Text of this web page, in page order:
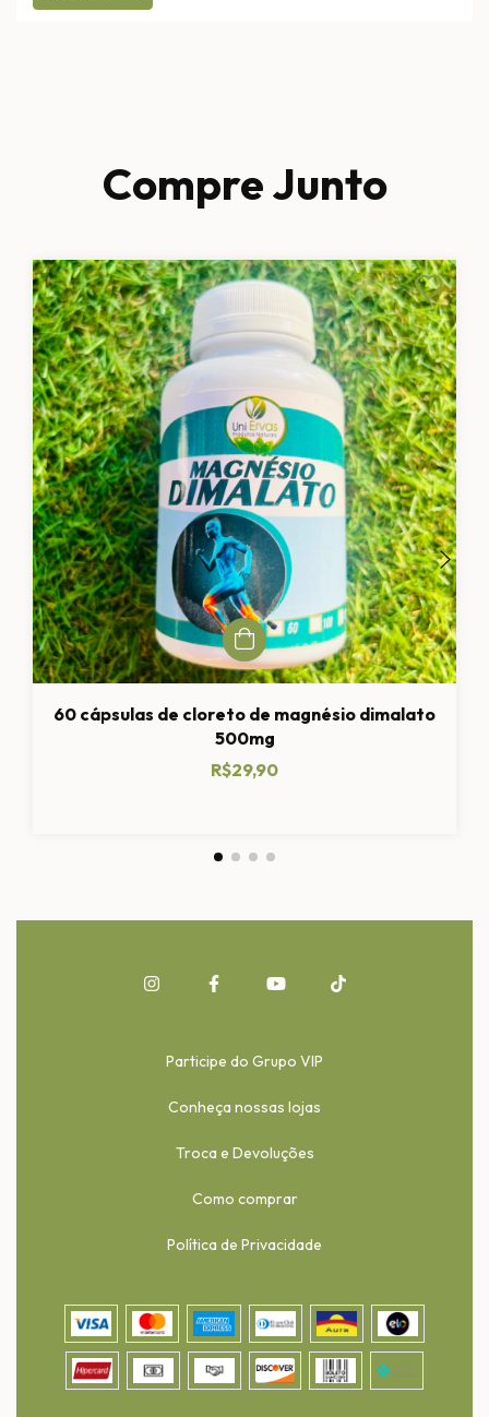
Compre Junto
60 cápsulas de cloreto de magnésio dimalato
500mg
R$29,90
Participe do Grupo VIP
Conheça nossas lojas
Troca e Devoluções
Como comprar
Política de Privacidade